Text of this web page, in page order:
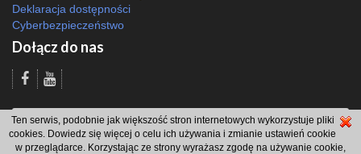
Deklaracja dostępności
Cyberbezpieczeństwo
Dołącz do nas
Odsłon: 2149 | |Polityka bezpieczeństwa i polityka cookies|Redakcja|2007
- 2026 © Gmina Brzeszcze
projekt: Wdesk
Ten serwis, podobnie jak większość stron internetowych wykorzystuje pliki
cookies. Dowiedz się więcej o celu ich używania i zmianie ustawień cookie
w przeglądarce. Korzystając ze strony wyrażasz zgodę na używanie cookie,